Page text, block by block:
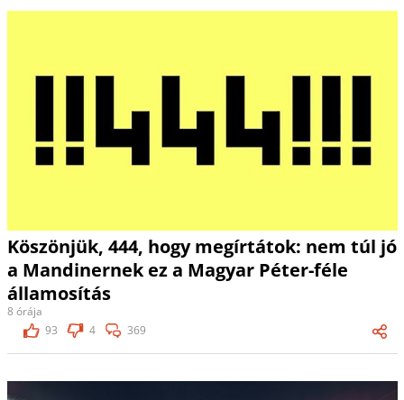
Köszönjük, 444, hogy megírtátok: nem túl jó
a Mandinernek ez a Magyar Péter-féle
államosítás
8 órája
93
4 369